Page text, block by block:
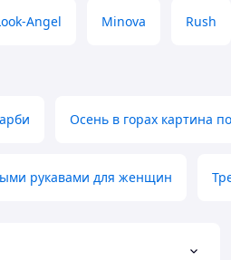
Angel Minova Rush
Осень в горах картина
рукавами для женщин